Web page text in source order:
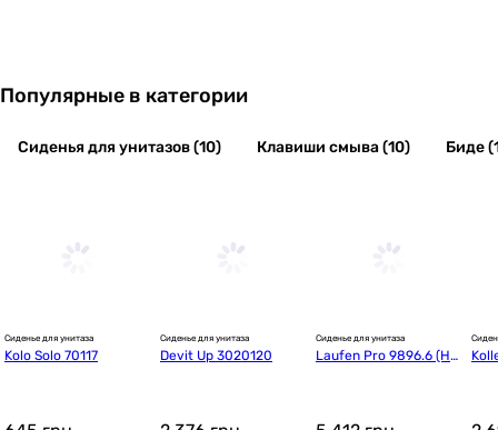
Популярные в категории
Сиденья для унитазов (10) Клавиши смыва (10) Биде
Сиденье для унитаза
Kolo Solo 70117
Сиденье для унитаза
Devit Up 3020120
Сиденье для унитаза
Laufen Pro 9896.6 (H8